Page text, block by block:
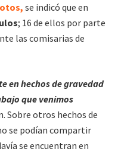
se indicó que en
; 16 de ellos por parte
las comisarias de
en hechos de gravedad
que venimos
Sobre otros hechos de
se podían compartir
se encuentran en